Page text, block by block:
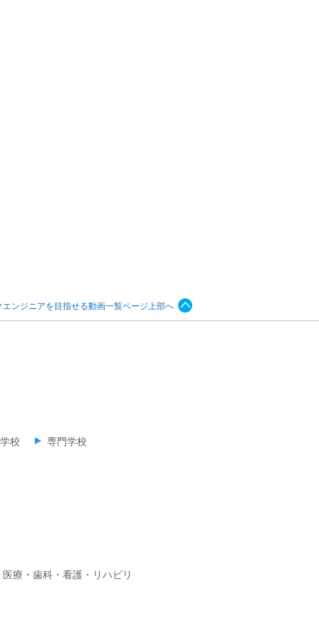
エンジニアを目指せる動画一覧ページ上部へ
校
専門学校
医療・歯科・看護・リハビリ